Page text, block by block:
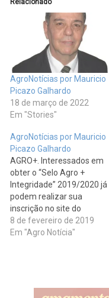
Relacionado
AgroNotícias por Mauricio
Picazo Galhardo
18 de março de 2022
Em "Stories"
AgroNotícias por Mauricio
Picazo Galhardo
AGRO+. Interessados em
obter o “Selo Agro +
Integridade” 2019/2020 já
podem realizar sua
inscrição no site do
Ministério da Agricultura,
Pecuária e Abastecimento,
8 de fevereiro de 2019
Em "Agro Notícia"